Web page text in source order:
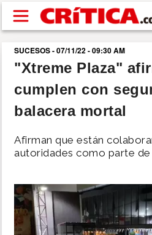
Pasar al contenido principal
buscar
SUCESOS
POLÍTICA
SHOW
DEPORTES
SUCESOS - 07/11/22 - 09:30 AM
"Xtreme Plaza"
cumplen con
balacera mortal
Afirman que están
autoridades como parte de